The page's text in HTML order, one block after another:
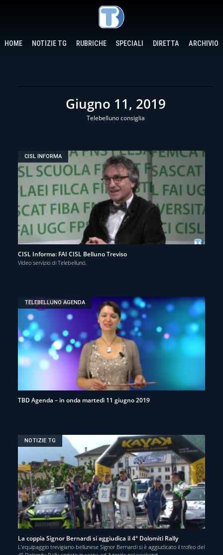
HOME NOTIZIE TG RUBRICHE SPECIALI DIRETTA ARCHIVIO
Giugno 11, 2019
Telebelluno consiglia
CISL INFORMA
CISL Informa: FAI CISL Belluno Treviso
Video servizio di Telebelluno.
TELEBELLUNO AGENDA
TBD Agenda – in onda martedì 11 giugno 2019
NOTIZIE TG
La coppia Signor Bernardi si aggiudica il 4° Dolomiti Rally
L’equipaggio trevigiano-bellunese Signor Bernardi si è aggiudicato il trofeo del